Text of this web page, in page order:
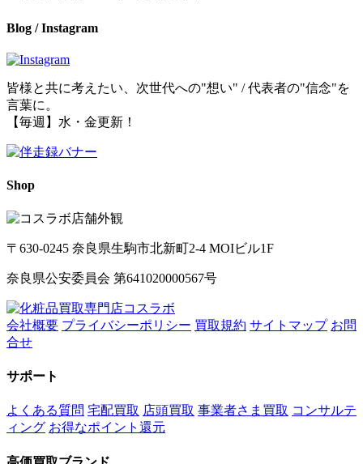
Blog / Instagram
皆様と共に考えたい、次世代への"想い" / 代表者の"信念"を
言葉に。
【毎週】水・金更新！
Shop
〒630-0245 奈良県生駒市北新町2-4 MOIビル1F
奈良県公安委員会 第641020000567号
会社概要 プライバシーポリシー 買取規約 サイトマップ お問
合せ
サポート
よくある質問 宅配買取 店頭買取 事業者さま買取 コンサルテ
ィング お得なポイント還元